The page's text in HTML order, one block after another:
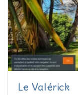
Le Valérick